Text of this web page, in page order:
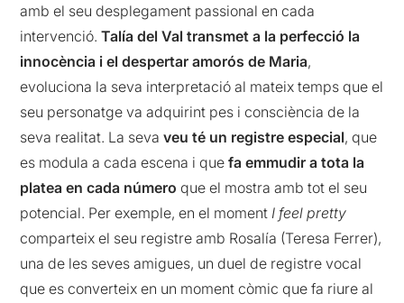
amb el seu desplegament passional en cada
intervenció.Talía del Val transmet a la perfecció la
innocència i el despertar amorós de Maria,
evoluciona la seva interpretació al mateix temps que el
seu personatge va adquirint pes i consciència de la
seva realitat. La sevaveu té un registre especial, que
es modula a cada escena i quefa emmudir a tota la
platea en cada número que el mostra amb tot el seu
potencial. Per exemple, en el moment I feel pretty
comparteix el seu registre amb Rosalía (Teresa Ferrer),
una de les seves amigues, un duel de registre vocal
que es converteix en un moment còmic que fa riure al